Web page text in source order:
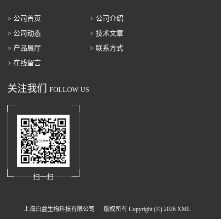
> 公司首页
> 公司介绍
> 公司动态
> 技术文章
> 产品展厅
> 联系方式
> 在线留言
关注我们 FOLLOW US
扫一扫
上海白益生物科技有限公司 版权所有 Copyright (©) 2026 XML